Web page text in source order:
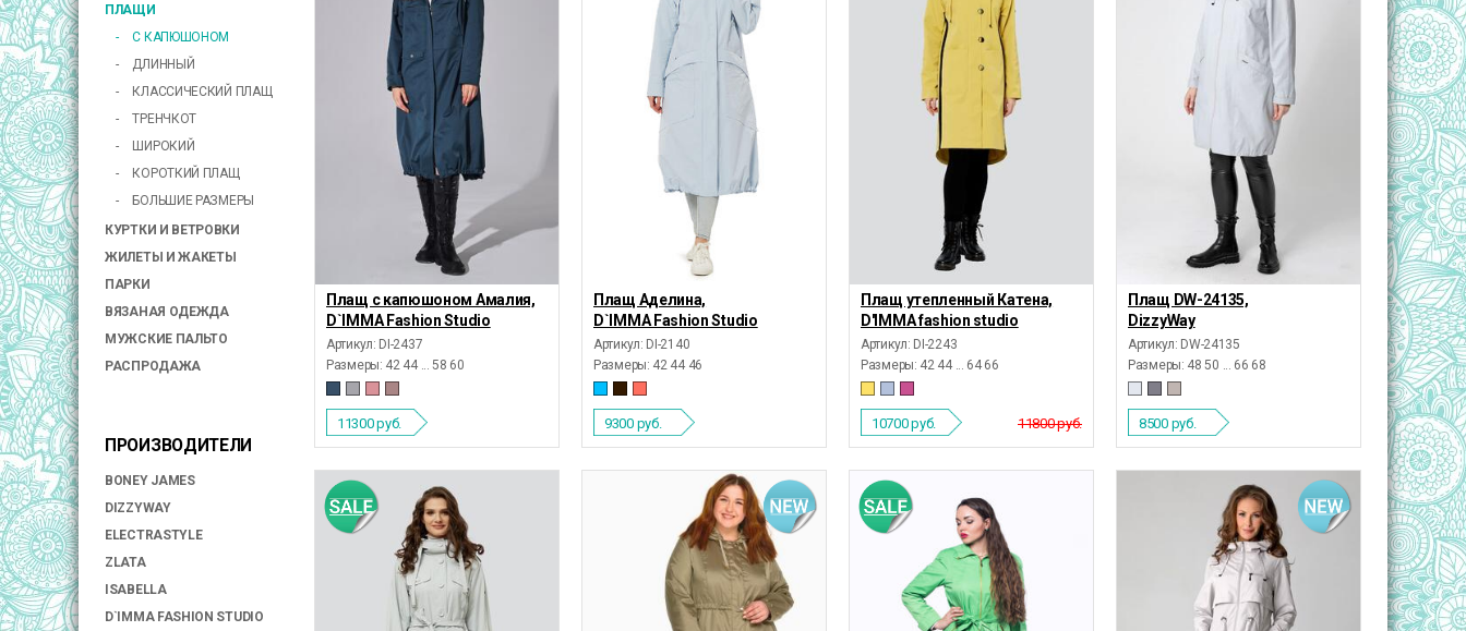
ПЛАЩИ
С КАПЮШОНОМ
ДЛИННЫЙ
КЛАССИЧЕСКИЙ ПЛАЩ
ТРЕНЧКОТ
ШИРОКИЙ
КОРОТКИЙ ПЛАЩ
БОЛЬШИЕ РАЗМЕРЫ
КУРТКИ И ВЕТРОВКИ
ЖИЛЕТЫ И ЖАКЕТЫ
ПАРКИ
ВЯЗАНАЯ ОДЕЖДА
МУЖСКИЕ ПАЛЬТО
РАСПРОДАЖА
ПРОИЗВОДИТЕЛИ
BONEY JAMES
DIZZYWAY
ELECTRASTYLE
ZLATA
ISABELLA
D`IMMA FASHION STUDIO
Плащ с капюшоном Амалия,
D`IMMA Fashion Studio
Артикул: DI-2437
Размеры: 42 44 ... 58 60
11300руб.
Плащ Аделина,
D`IMMA Fashion Studio
Артикул: DI-2140
Размеры: 42 44 46
9300 руб.
Плащ утепленный Катена,
D'IMMA fashion studio
Артикул: DI-2243
Размеры: 42 44 ... 64 66
11800 руб.
10700руб.
Плащ DW-24135,
DizzyWay
Артикул: DW-24135
Размеры: 48 50 ... 66 68
8500 руб.